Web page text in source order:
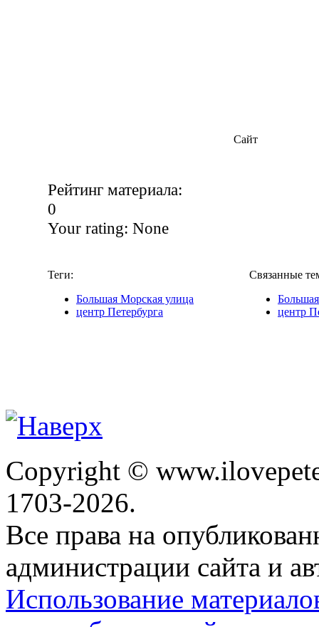
Сайт
Рейтинг материала:
0
Your rating: None
Теги:
Большая Морская улица
центр Петербурга
Связанные
центр
Copyright ©
1703-2026.
Все права на
администрации сайта и
Использование